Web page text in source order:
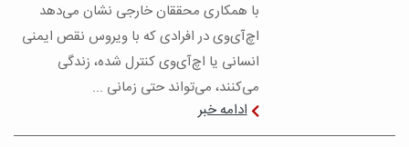
با همکاری محققان خارجی نشان می‌دهد
اچ‌آی‌وی در افرادی که با ویروس نقص ایمنی
انسانی یا اچ‌آی‌وی کنترل شده، زندگی
می‌کنند، می‌تواند حتی زمانی ...
ادامه خبر